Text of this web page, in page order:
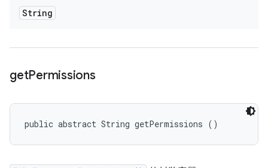
String
getPermissions
public abstract String getPermissions ()